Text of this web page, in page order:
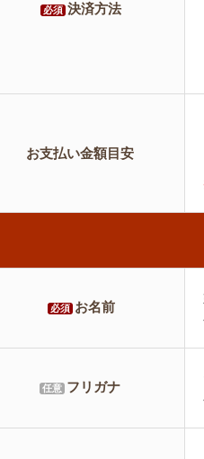
必須 決済方法
お支払い金額目安
必須 お名前
任意 フリガナ